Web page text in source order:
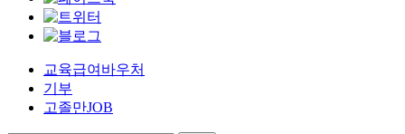
교육급여바우처
기부
고졸만JOB